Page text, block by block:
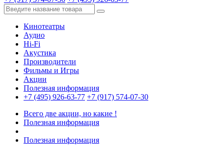
Кинотеатры
Аудио
Hi-Fi
Акустика
Производители
Фильмы и Игры
Акции
Полезная информация
+7 (495) 926-63-77 +7 (917) 574-07-30
Всего две акции, но какие !
Полезная информация
Полезная информация